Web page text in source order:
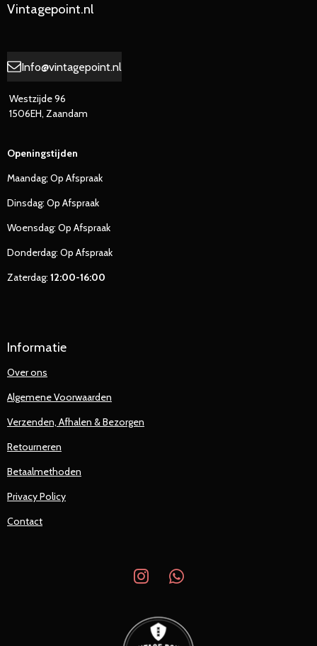
Vintagepoint.nl
Info@vintagepoint.nl
Westzijde 96
1506EH, Zaandam
Openingstijden
Maandag; Op Afspraak
Dinsdag: Op Afspraak
Woensdag: Op Afspraak
Donderdag: Op Afspraak
Zaterdag: 12:00-16:00
Informatie
Over ons
Algemene Voorwaarden
Verzenden, Afhalen & Bezorgen
Retourneren
Betaalmethoden
Privacy Policy
Contact
I
s
W
a